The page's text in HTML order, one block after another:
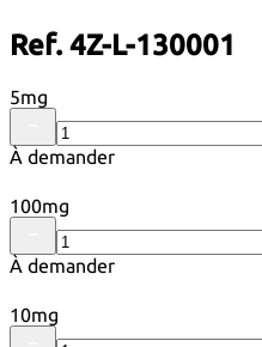
Ref. 4Z-L-130001
5mg
À demander
100mg
À demander
10mg